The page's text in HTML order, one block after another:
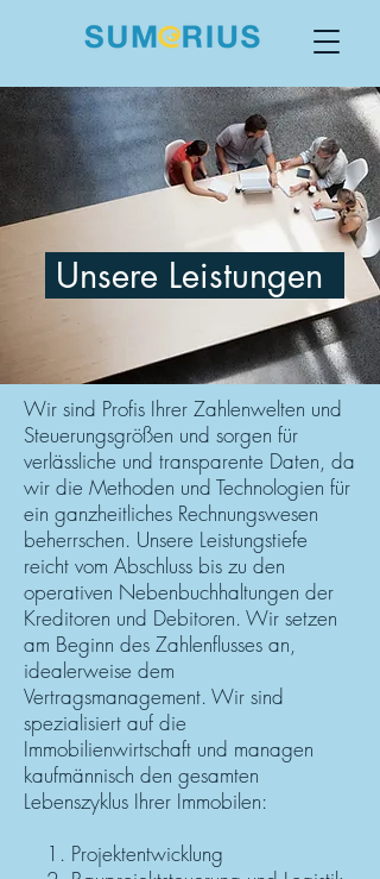
Unsere Leistungen
Wir sind Profis Ihrer Zahlenwelten und
Steuerungsgrößen und sorgen für
verlässliche und transparente Daten, da
wir die Methoden und Technologien für
ein ganzheitliches Rechnungswesen
beherrschen. Unsere Leistungstiefe
reicht vom Abschluss bis zu den
operativen Nebenbuchhaltungen der
Kreditoren und Debitoren. Wir setzen
am Beginn des Zahlenflusses an,
idealerweise dem
Vertragsmanagement. Wir sind
spezialisiert auf die
Immobilienwirtschaft und managen
kaufmännisch den gesamten
Lebenszyklus Ihrer Immobilen:
Projektentwicklung